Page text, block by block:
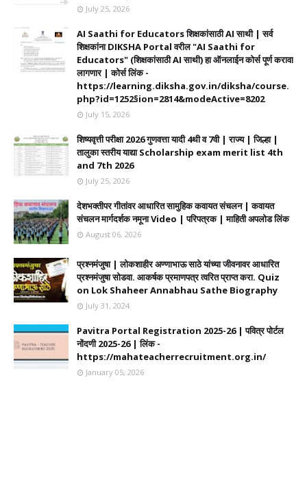
July 25, 2026
AI Saathi for Educators शिक्षकांसाठी AI साथी | सर्व
शिक्षकांना DIKSHA Portal वरील "AI Saathi for
Educators" (शिक्षकांसाठी AI साथी) हा ऑनलाईन कोर्स पूर्ण करावा
लागणार | कोर्स लिंक -
https://learning.diksha.gov.in/diksha/course.
php?id=1252§ion=2814&modeActive=8202
July 15, 2026
शिष्यवृत्ती परीक्षा 2026 गुणवत्ता यादी 4थी व 7वी | राज्य | जिल्हा |
तालुका स्तरीय याद्या Scholarship exam merit list 4th
and 7th 2026
July 25, 2026
देशभक्तीपर गीतांवर आधारित सामुहिक कवायत संचलन | कवायत
संचलन मार्गदर्शक नमूना Video | परिपत्रक | माहिती अपलोड लिंक
August 06, 2026
प्रश्नमंजुषा | लोकशाहीर अण्णाभाऊ साठे यांच्या जीवनावर आधारित
प्रश्नमंजुषा सोडवा. आकर्षक प्रमाणपत्र त्वरित प्राप्त करा. Quiz
on Lok Shaheer Annabhau Sathe Biography
July 31, 2024
Pavitra Portal Registration 2025-26 | पवित्र पोर्टल
नोंदणी 2025-26 | लिंक -
https://mahateacherrecruitment.org.in/
January 05, 2026